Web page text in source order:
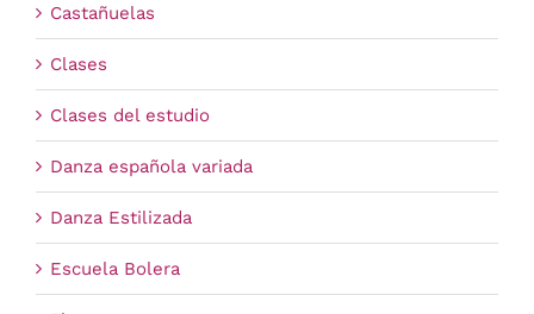
Carrito
Castañuelas
Clases
Clases del estudio
Danza española variada
Danza Estilizada
Escuela Bolera